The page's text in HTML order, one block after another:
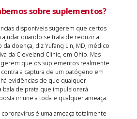
sobre suplementos?
disponíveis sugerem que certos
quando se trata de reduzir a
da doença, diz Yufang Lin, MD, médico
da Cleveland Clinic, em Ohio. Mas
que os suplementos realmente
a captura de um patógeno em
evidências de que qualquer
bala de prata que impulsionará
imune a toda e qualquer ameaça.
é uma ameaça totalmente